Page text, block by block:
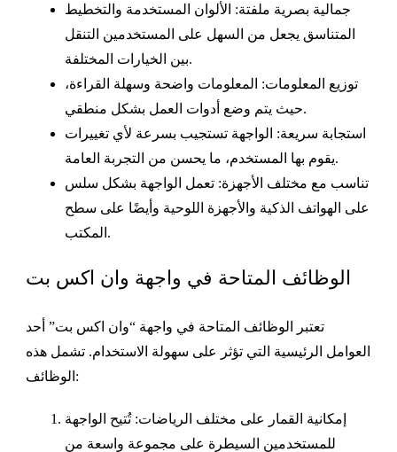
جمالية بصرية ملفتة: الألوان المستخدمة والتخطيط
المتناسق يجعل من السهل على المستخدمين التنقل
بين الخيارات المختلفة.
توزيع المعلومات: المعلومات واضحة وسهلة القراءة،
حيث يتم وضع أدوات العمل بشكل منطقي.
استجابة سريعة: الواجهة تستجيب بسرعة لأي تغييرات
يقوم بها المستخدم، ما يحسن من التجربة العامة.
تناسب مع مختلف الأجهزة: تعمل الواجهة بشكل سلس
على الهواتف الذكية والأجهزة اللوحية وأيضًا على سطح
المكتب.
الوظائف المتاحة في واجهة وان اكس بت
تعتبر الوظائف المتاحة في واجهة “وان اكس بت” أحد
العوامل الرئيسية التي تؤثر على سهولة الاستخدام. تشمل هذه
الوظائف:
إمكانية القمار على مختلف الرياضات: تُتيح الواجهة
للمستخدمين السيطرة على مجموعة واسعة من